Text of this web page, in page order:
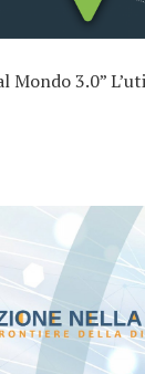
Mondo 3.0”